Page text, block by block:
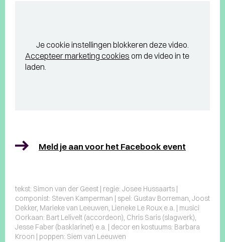
Je cookie instellingen blokkeren deze video.
Accepteer marketing cookies om de video in te
laden.
Meld je aan voor het Facebook event
tekst: Simon van der Geest | regie: Josee Hussaarts |
componist: Steven Kamperman | spel: Gustav Borreman, Joost
Dekker, Marieke van Leeuwen, Lieneke Le Roux e.a. | musici
Oorkaan: Bart Lelivelt (accordeon), Chris Saris (slagwerk),
Jesse Faber (basklarinet) e.a. | decor en kostuums: Barbara
Kroon | poppen: Siem van Leeuwen